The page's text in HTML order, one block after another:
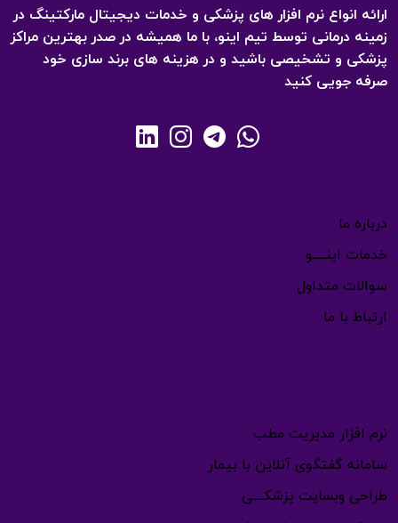
ارائه انواع نرم افزار های پزشکی و خدمات دیجیتال مارکتینگ در
زمینه درمانی توسط تیم اینو، با ما همیشه در صدر بهترین مراکز
پزشکی و تشخیصی باشید و در هزینه های برند سازی خود
صرفه جویی کنید
درباره ما
خدمات اینـــــو
سوالات متداول
ارتباط با ما
نرم افزار مدیریت مطب
سامانه گفتگوی آنلاین با بیمار
طراحی وبسایت پزشکــــی